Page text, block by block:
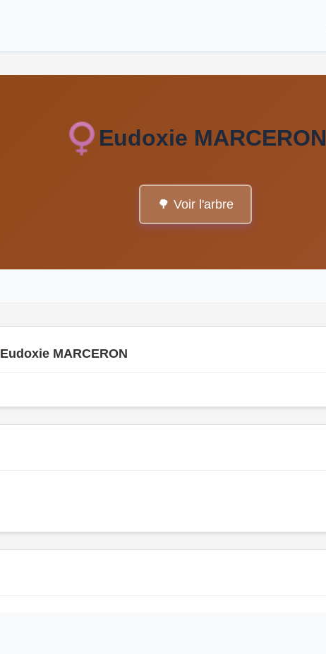
Eudoxie MARCERON
🌳 Voir l'arbre
Eudoxie MARCERON